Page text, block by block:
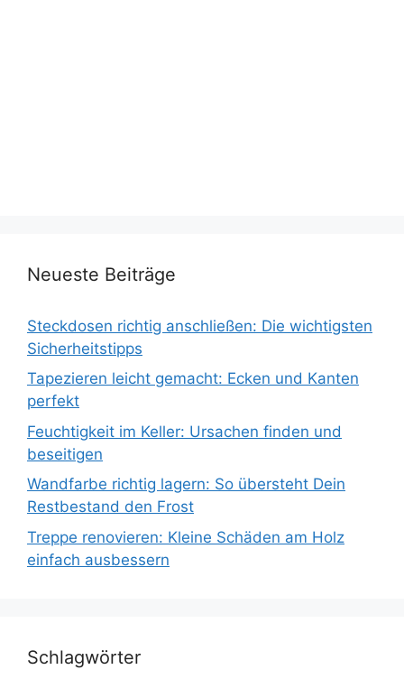
Neueste Beiträge
Steckdosen richtig anschließen: Die wichtigsten
Sicherheitstipps
Tapezieren leicht gemacht: Ecken und Kanten
perfekt
Feuchtigkeit im Keller: Ursachen finden und
beseitigen
Wandfarbe richtig lagern: So übersteht Dein
Restbestand den Frost
Treppe renovieren: Kleine Schäden am Holz
einfach ausbessern
Schlagwörter